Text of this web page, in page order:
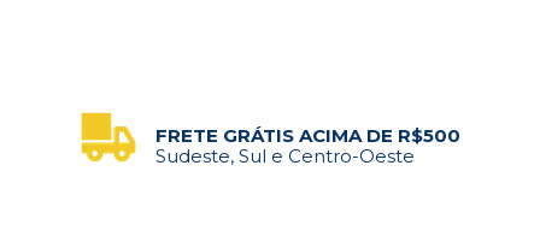
FRETE GRÁTIS ACIMA DE R$500
Sudeste, Sul e Centro-Oeste